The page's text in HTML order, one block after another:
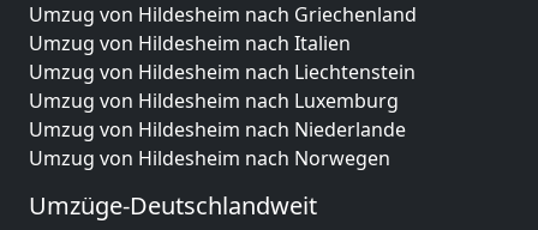
Umzug von Hildesheim nach Griechenland
Umzug von Hildesheim nach Italien
Umzug von Hildesheim nach Liechtenstein
Umzug von Hildesheim nach Luxemburg
Umzug von Hildesheim nach Niederlande
Umzug von Hildesheim nach Norwegen
Umzüge-Deutschlandweit